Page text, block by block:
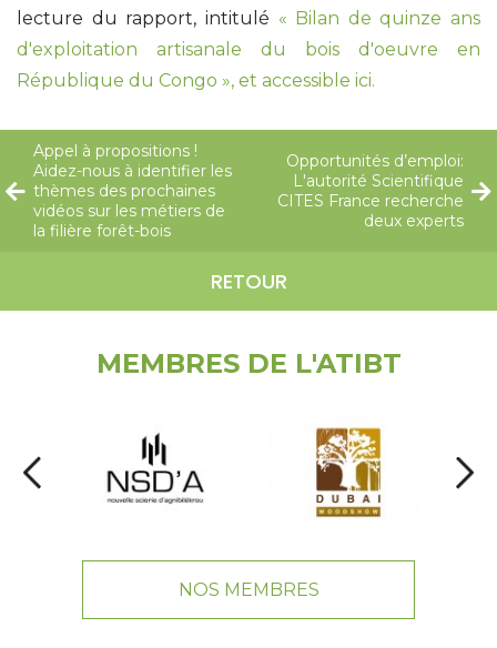
lecture du rapport, intitulé « Bilan de quinze ans
d'exploitation artisanale du bois d'oeuvre en
République du Congo », et accessible ici.
Appel à propositions !
Aidez-nous à identifier les
thèmes des prochaines
vidéos sur les métiers de
la filière forêt-bois
RETOUR
Opportunités d’emploi:
L'autorité Scientifique
CITES France recherche
deux experts
MEMBRES DE L'ATIBT
NOS MEMBRES